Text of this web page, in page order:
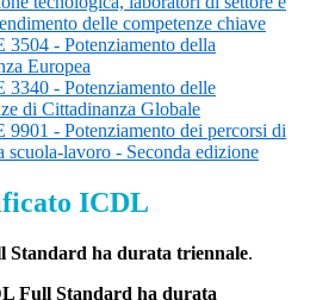
delle competenze chiave
3504 - Potenziamento della
Europea
3340 - Potenziamento delle
di Cittadinanza Globale
9901 - Potenziamento dei percorsi di
scuola-lavoro - Seconda edizione
ICDL
Standard ha durata triennale.
Full Standard ha durata